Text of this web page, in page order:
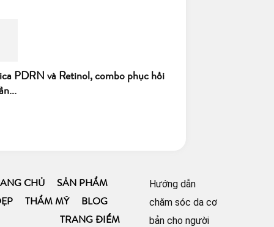
PDRN và Retinol, combo phục hồi
CHỦ
SẢN PHẨM
THẨM MỸ
BLOG
TRANG ĐIỂM
Hướng dẫn
chăm sóc da cơ
bản cho người